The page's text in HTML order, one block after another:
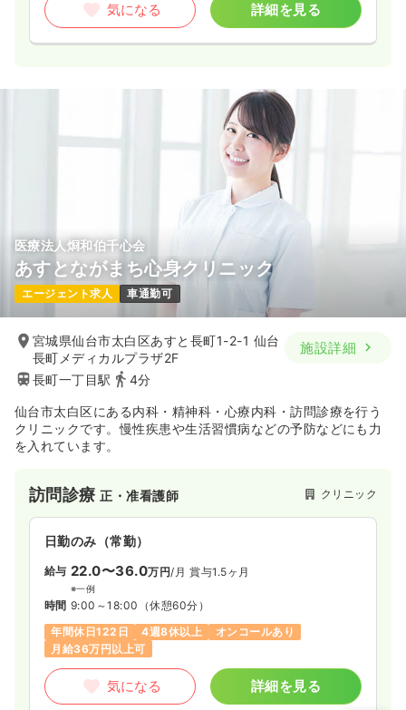
気になる 詳細を見る
医療法人烱和伯千心会
あすとながまち心身クリニック
エージェント求人 車通勤可
宮城県仙台市太白区あすと長町1-2-1 仙台
長町メディカルプラザ2F
長町一丁目駅
4分
施設詳細
仙台市太白区にある内科・精神科・心療内科・訪問診療を行う
クリニックです。慢性疾患や生活習慣病などの予防などにも力
を入れています。
訪問診療正・准看護師 クリニック
日勤のみ（常勤）
給与 22.0〜36.0万円/月 賞与1.5ヶ月
※一例
時間 9:00～18:00 （休憩60分）
年間休日122日
4週8休以上
オンコールあり
月給36万円以上可
気になる 詳細を見る